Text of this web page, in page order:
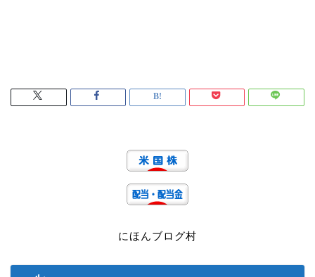
にほんブログ村